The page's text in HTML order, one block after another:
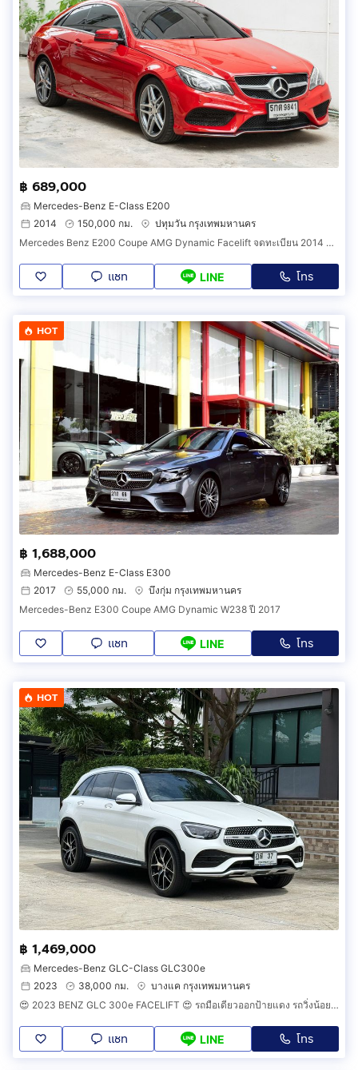
฿ 689,000
Mercedes-Benz E-Class E200
2014
150,000 กม.
ปทุมวัน กรุงเทพมหานคร
Mercedes Benz E200 Coupe AMG Dynamic Facelift จดทะเบียน 2014 Facelift แล้ว ไมล์แท้ ดูแลถึง
แชท LINE โทร
HOT
฿ 1,688,000
Mercedes-Benz E-Class E300
2017
55,000 กม.
บึงกุ่ม กรุงเทพมหานคร
Mercedes-Benz E300 Coupe AMG Dynamic W238 ปี 2017
แชท LINE โทร
HOT
฿ 1,469,000
Mercedes-Benz GLC-Class GLC300e
2023
38,000 กม.
บางแค กรุงเทพมหานคร
😍 2023 BENZ GLC 300e FACELIFT 😍 รถมือเดียวออกป้ายแดง รถวิ่งน้อยเพียง 38,000 กม ประวัติศูนย์ครบ รถไม่เคยมีอุบัติเหตุครับ
แชท LINE โทร